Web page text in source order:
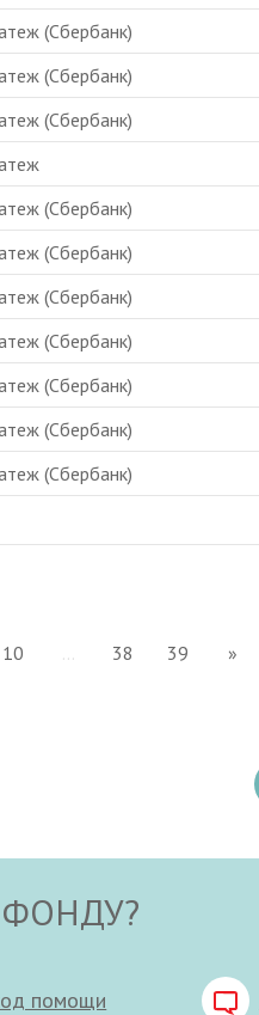
(Сбербанк)
(Сбербанк)
(Сбербанк)
(Сбербанк)
(Сбербанк)
(Сбербанк)
(Сбербанк)
(Сбербанк)
(Сбербанк)
(Сбербанк)
10 ... 38 39 »
помощи